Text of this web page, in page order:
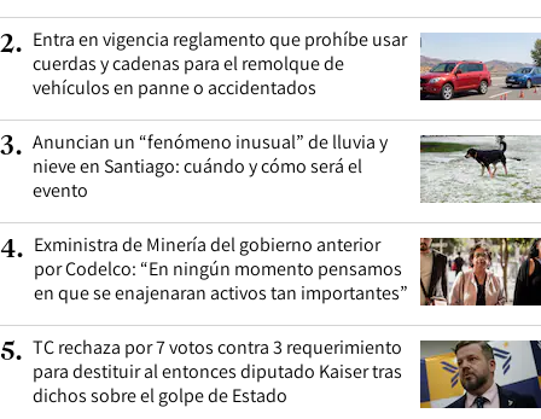
2. Entra en vigencia reglamento que prohíbe usar
cuerdas y cadenas para el remolque de
vehículos en panne o accidentados
3. Anuncian un “fenómeno inusual” de lluvia y
nieve en Santiago: cuándo y cómo será el
evento
4. Exministra de Minería del gobierno anterior
por Codelco: “En ningún momento pensamos
en que se enajenaran activos tan importantes”
5. TC rechaza por 7 votos contra 3 requerimiento
para destituir al entonces diputado Kaiser tras
dichos sobre el golpe de Estado